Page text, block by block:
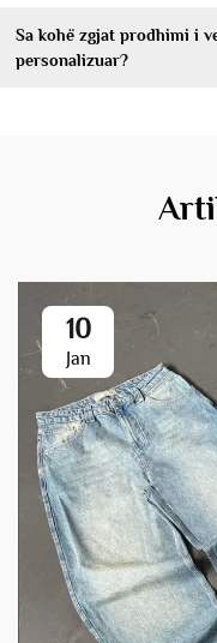
Sa kohë zgjat prodhimi i
personalizuar?
10
Jan